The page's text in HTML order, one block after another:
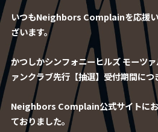
Live
Fan Club
Contact
いつもNeighbors Complainを応援
ざいます。
かつしかシンフォニーヒルズ モーツ
ァンクラブ先行【抽選】受付期間につ
Neighbors Complain公式サイトにお
ておりました。